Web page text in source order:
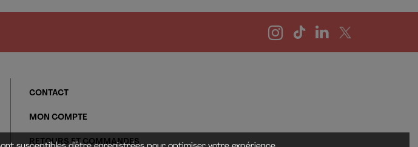
CONTACT
MON COMPTE
RETOURS ET COMMANDES